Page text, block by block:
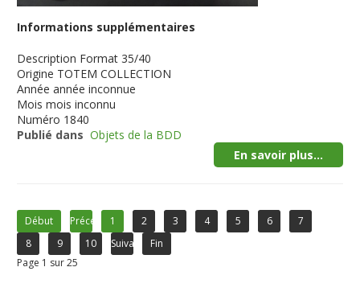
Informations supplémentaires
Description Format 35/40
Origine TOTEM COLLECTION
Année année inconnue
Mois mois inconnu
Numéro 1840
Publié dans Objets de la BDD
En savoir plus...
Début Précédent1 2 3 4 5 6
7
8
9 10 Suivant
Fin
Page 1 sur 25